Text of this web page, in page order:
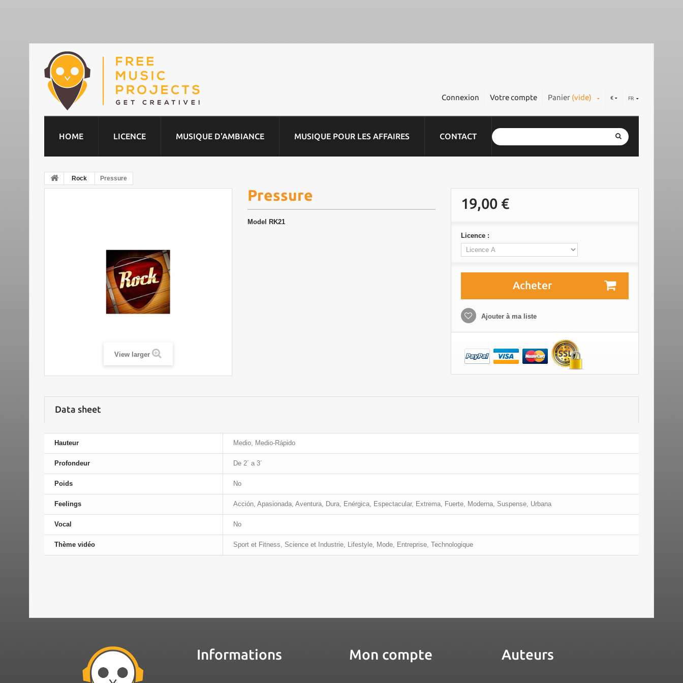
FR
€
Panier (vide)
Votre compte
Connexion
HOME LICENCE MUSIQUE D'AMBIANCE MUSIQUE POUR LES AFFAIRES CONTACT
Rock Pressure
View larger
Pressure
Model RK21
19,00 €
Licence :
Acheter
Ajouter à ma liste
Data sheet
Hauteur Medio, Medio-Rápido
Profondeur De 2´ a 3´
Poids No
Feelings Acción, Apasionada, Aventura, Dura, Enérgica, Espectacular, Extrema, Fuerte, Moderna, Suspense, Urbana
Vocal No
Thème vidéo Sport et Fitness, Science et Industrie, Lifestyle, Mode, Entreprise, Technologique
Informations Mon compte Auteurs